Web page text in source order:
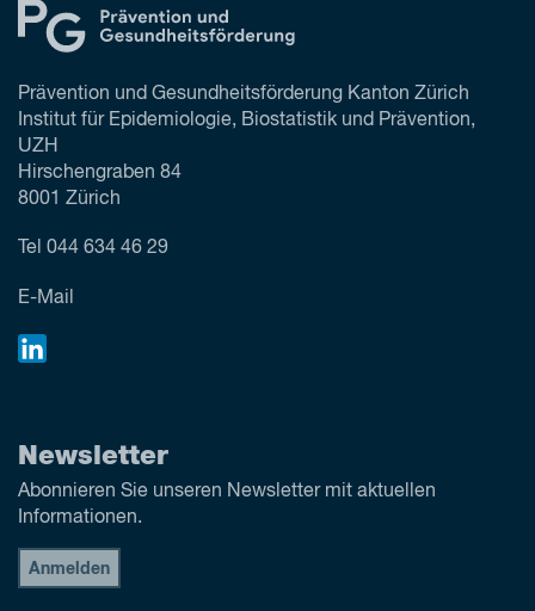
Prävention und Gesundheitsförderung Kanton Zürich
Institut für Epidemiologie, Biostatistik und Prävention,
UZH
Hirschengraben 84
8001 Zürich
Tel 044 634 46 29
E-Mail
Newsletter
Abonnieren Sie unseren Newsletter mit aktuellen
Informationen.
Anmelden